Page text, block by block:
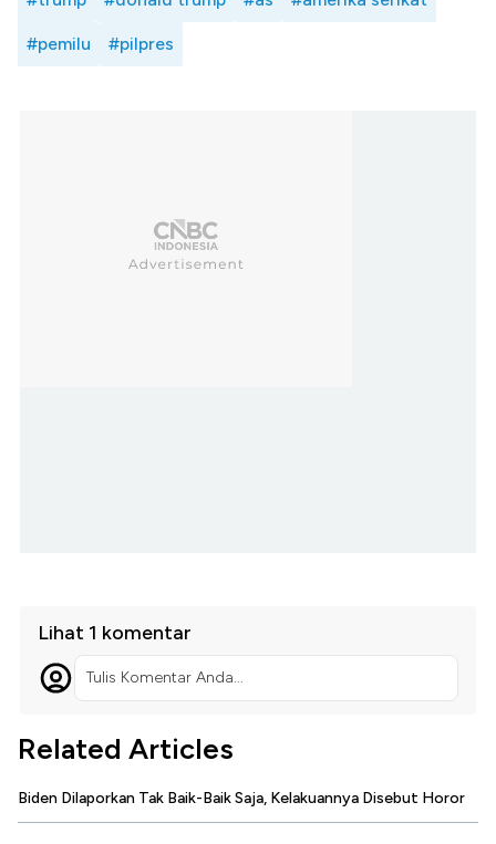
#pemilu #pilpres
Lihat 1 komentar
Tulis Komentar Anda...
Related Articles
Biden Dilaporkan Tak Baik-Baik Saja, Kelakuannya Disebut Horor